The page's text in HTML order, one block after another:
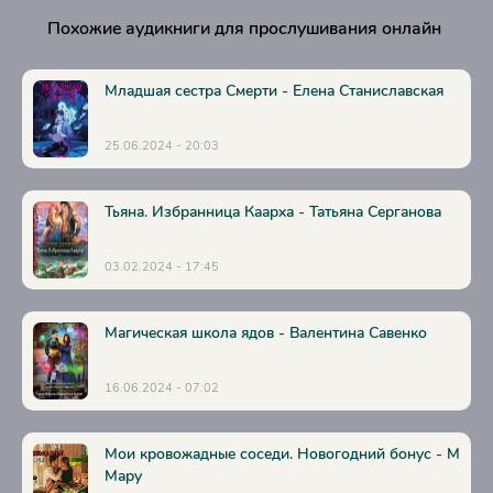
Глава 26. Поединок
Глава 27. Глупый мальчишка
Глава 28. Склеп
Глава 29. Крючки для мозга
Глава 30. Когда валят дуб, желуди тоже падают
Глава 31. Чувство предельной ясности
Глава 33. Старь и новь
Глава 34. Жизнь, смерть и страшная тайна Власты Ш.
Глава 36. Вечеринка Гневлиды Медович
Похожие аудикниги для прослушивания онлайн
Младшая сестра Смерти - Елена Станиславская
25.06.2024 - 20:03
Тьяна. Избранница Каарха - Татьяна Серганова
03.02.2024 - 17:45
Магическая школа ядов - Валентина Савенко
16.06.2024 - 07:02
Мои кровожадные соседи. Новогодний бонус - М
Мару